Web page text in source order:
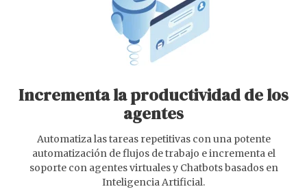
Incrementa la productividad de los
agentes
Automatiza las tareas repetitivas con una potente
automatización de flujos de trabajo e incrementa el
soporte con agentes virtuales y Chatbots basados en
Inteligencia Artificial.